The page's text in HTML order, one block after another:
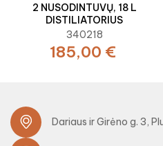
2 NUSODINTUVŲ, 18 L
DISTILIATORIUS
340218
185,00 €
Dariaus ir Girėno g. 3,